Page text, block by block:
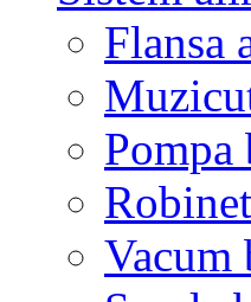
Flansa
Pompa
Vacum